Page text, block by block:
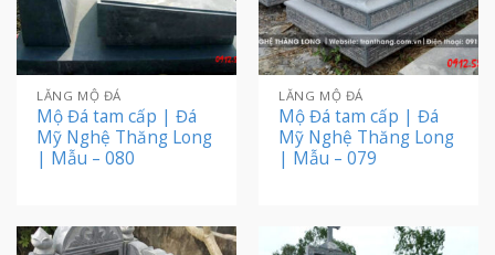
LĂNG MỘ ĐÁ
Mộ Đá tam cấp | Đá
Mỹ Nghệ Thăng Long
| Mẫu – 080
LĂNG MỘ ĐÁ
Mộ Đá tam cấp | Đá
Mỹ Nghệ Thăng Long
| Mẫu – 079